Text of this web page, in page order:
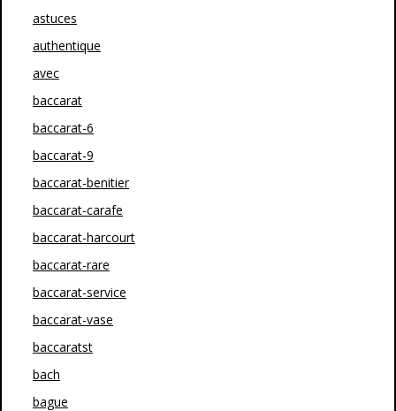
astuces
authentique
avec
baccarat
baccarat-6
baccarat-9
baccarat-benitier
baccarat-carafe
baccarat-harcourt
baccarat-rare
baccarat-service
baccarat-vase
baccaratst
bach
bague